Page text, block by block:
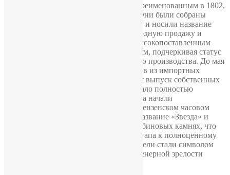
Первые 1020 часов с калибром T18, переименованным в 1802,
сошли с конвейера осенью 1938 года. Они были собраны
полностью из французских деталей LIP и носили название
«ЗИФ». Эти часы не поступали в свободную продажу и
использовались в качестве подарков высокопоставленным
партийным и государственным деятелям, подчеркивая статус
и технологические возможности нового производства. До мая
1940 года завод продолжал сборку часов из импортных
комплектующих, параллельно осваивая выпуск собственных
деталей. Со временем производство стало полностью
автономным, и все элементы механизма начали
изготавливаться непосредственно на Пензенском часовом
заводе. Именно тогда часы получили название «Звезда» и
стали оснащаться механизмом на 15 рубиновых камнях, что
ознаменовало переход от сборочного этапа к полноценному
отечественному производству. Эти модели стали символом
технической самостоятельности и инженерной зрелости